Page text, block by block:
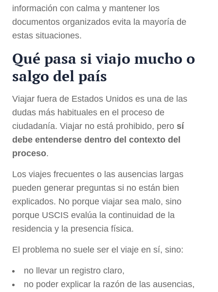
información con calma y mantener los
documentos organizados evita la mayoría de
estas situaciones.
Qué pasa si viajo mucho o
salgo del país
Viajar fuera de Estados Unidos es una de las
dudas más habituales en el proceso de
ciudadanía. Viajar no está prohibido, pero sí
debe entenderse dentro del contexto del
proceso.
Los viajes frecuentes o las ausencias largas
pueden generar preguntas si no están bien
explicados. No porque viajar sea malo, sino
porque USCIS evalúa la continuidad de la
residencia y la presencia física.
El problema no suele ser el viaje en sí, sino:
no llevar un registro claro,
no poder explicar la razón de las ausencias,